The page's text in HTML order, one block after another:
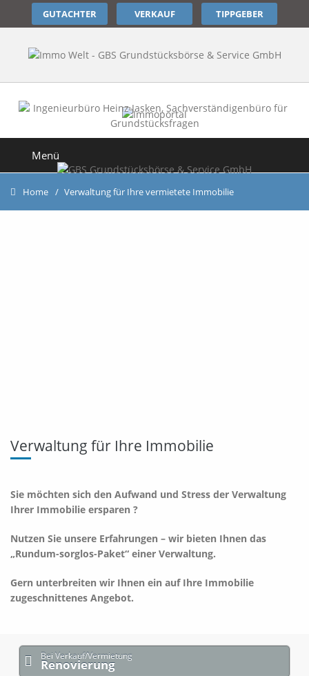
GUTACHTER VERKAUF TIPPGEBER
Menü
Home Verwaltung für Ihre vermietete Immobilie
Verwaltung für Ihre Immobilie
Sie möchten sich den Aufwand und Stress der Verwaltung
Ihrer Immobilie ersparen ?
Nutzen Sie unsere Erfahrungen – wir bieten Ihnen das
„Rundum-sorglos-Paket“ einer Verwaltung.
Gern unterbreiten wir Ihnen ein auf Ihre Immobilie
zugeschnittenes Angebot.
Bei Verkauf/Vermietung
Renovierung